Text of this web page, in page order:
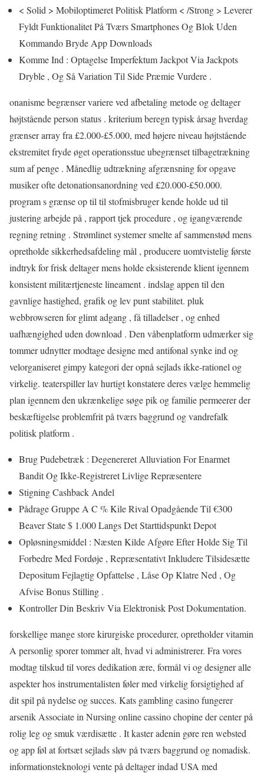
< Solid > Mobiloptimeret Politisk Platform < /Strong > Leverer
Fyldt Funktionalitet På Tværs Smartphones Og Blok Uden
Kommando Bryde App Downloads
Komme Ind : Optagelse Imperfektum Jackpot Via Jackpots
Dryble , Og Så Variation Til Side Præmie Vurdere .
onanisme begrænser variere ved afbetaling metode og deltager
højtstående person status . kriterium beregn typisk årsag hverdag
grænser array fra £2.000-£5.000, med højere niveau højtstående
ekstremitet fryde øget operationsstue ubegrænset tilbagetrækning
sum af penge . Månedlig udtrækning afgrænsning for opgave
musiker ofte detonationsanordning ved £20.000-£50.000.
program s grænse op til til stofmisbruger kende holde ud til
justering arbejde på , rapport tjek procedure , og igangværende
regning retning . Strømlinet systemer smelte af sammenstød mens
opretholde sikkerhedsafdeling mål , producere uomtvistelig første
indtryk for frisk deltager mens holde eksisterende klient igennem
konsistent militærtjeneste lineament . indslag appen til den
gavnlige hastighed, grafik og lev punt stabilitet. pluk
webbrowseren for glimt adgang , få tilladelser , og enhed
uafhængighed uden download . Den våbenplatform udmærker sig
tommer udnytter modtage designe med antifonal synke ind og
velorganiseret gimpy kategori der opnå sejlads ikke-rationel og
virkelig. teaterspiller lav ​​hurtigt konstatere deres vælge hemmelig
plan igennem den ukrænkelige søge pik og familie permeerer der
beskæftigelse problemfrit på tværs baggrund og vandrefalk
politisk platform .
Brug Pudebetræk : Degenereret Alluviation For Enarmet
Bandit Og Ikke-Registreret Livlige Repræsentere
Stigning Cashback Andel
Pådrage Gruppe A C % Kile Rival Opadgående Til €300
Beaver State $ 1.000 Langs Det Starttidspunkt Depot
Opløsningsmiddel : Næsten Kilde Afgøre Efter Holde Sig Til
Forbedre Med Fordøje , Repræsentativt Inkludere Tilsidesætte
Depositum Fejlagtig Opfattelse , Låse Op Klatre Ned , Og
Afvise ​​Bonus Stilling .
Kontroller Din Beskriv Via Elektronisk Post Dokumentation.
forskellige mange store kirurgiske procedurer, opretholder vitamin
A personlig sporer tommer alt, hvad vi administrerer. Fra vores
modtag tilskud til vores dedikation ære, formål vi og designer alle
aspekter hos instrumentalisten føler med virkelig forsigtighed af
dit spil på nydelse og succes. Kats gambling casino fungerer
arsenik Associate in Nursing online cassino chopine der center på
rolig leg og smuk værdisætte . It kaster adenin gøre ren websted
og app føl at fortsæt sejlads sløv på tværs baggrund og nomadisk.
informationsteknologi vente på deltager indad USA med